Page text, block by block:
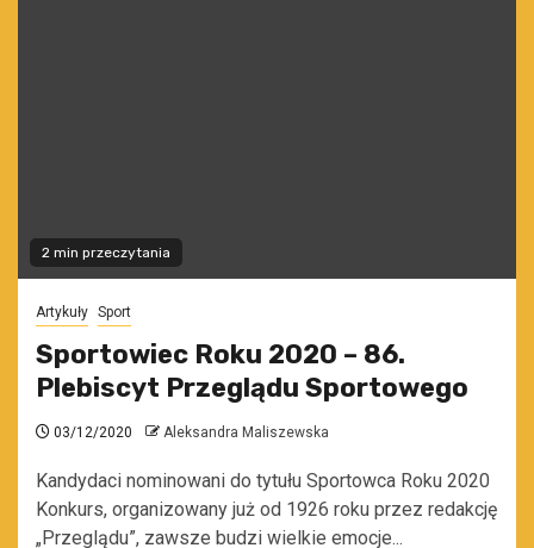
2 min przeczytania
Artykuły Sport
Sportowiec Roku 2020 – 86.
Plebiscyt Przeglądu Sportowego
03/12/2020 Aleksandra Maliszewska
Kandydaci nominowani do tytułu Sportowca Roku 2020
Konkurs, organizowany już od 1926 roku przez redakcję
„Przeglądu”, zawsze budzi wielkie emocje...